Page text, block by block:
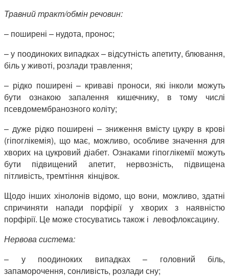
Травний тракт/обмін речовин:
– поширені – нудота, пронос;
– у поодиноких випадках – відсутність апетиту, блювання,
біль у животі, розлади травлення;
– рідко поширені – криваві проноси, які інколи можуть
бути ознакою запалення кишечнику, в тому числі
псевдомембранозного коліту;
– дуже рідко поширені – зниження вмісту цукру в крові
(гіпоглікемія), що має, можливо, особливе значення для
хворих на цукровий діабет. Ознаками гіпоглікемії можуть
бути підвищений апетит, нервозність, підвищена
пітливість, тремтіння кінцівок.
Щодо інших хінолонів відомо, що вони, можливо, здатні
спричиняти напади порфірії у хворих з наявністю
порфірії. Це може стосуватись також і левофлоксацину.
Нервова система:
– у поодиноких випадках – головний біль,
запаморочення, сонливість, розлади сну;